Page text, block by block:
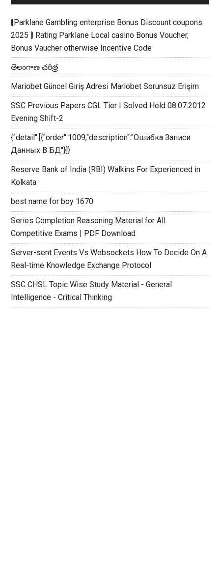
⟬Parklane Gambling enterprise Bonus Discount coupons
2025 ⟭ Rating Parklane Local casino Bonus Voucher,
Bonus Vaucher otherwise Incentive Code
తెలంగాణ చరిత్ర
Mariobet Güncel Giriş Adresi Mariobet Sorunsuz Erişim
SSC Previous Papers CGL Tier I Solved Held 08.07.2012
Evening Shift-2
{"detail":[{"order":1009,"description":"Ошибка Записи
Данных В БД"}]}
Reserve Bank of India (RBI) Walkins For Experienced in
Kolkata
best name for boy 1670
Series Completion Reasoning Material for All
Competitive Exams | PDF Download
Server-sent Events Vs Websockets How To Decide On A
Real-time Knowledge Exchange Protocol
SSC CHSL Topic Wise Study Material - General
Intelligence - Critical Thinking